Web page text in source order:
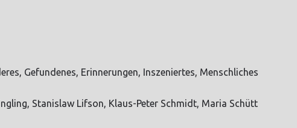
Gefundenes, Erinnerungen, Inszeniertes, Menschliches
Stanislaw Lifson, Klaus-Peter Schmidt, Maria Schütt